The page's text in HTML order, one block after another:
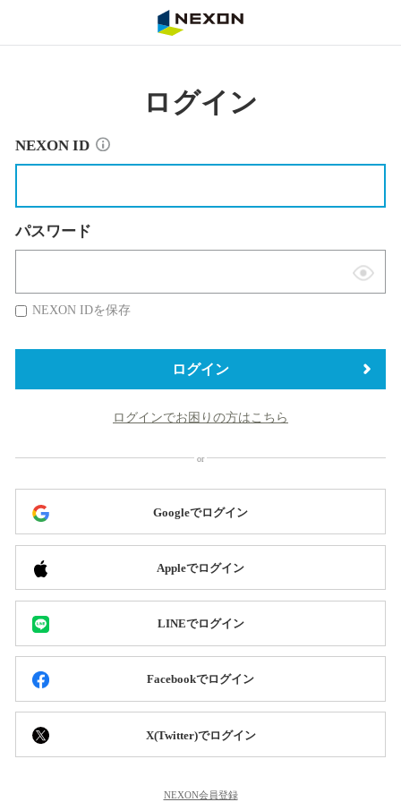
ログイン
NEXON ID
パスワード
表
替
NEXON IDを保存
ログイン
ログインでお困りの方はこちら
Googleでログイン
Appleでログイン
LINEでログイン
Facebookでログイン
X(Twitter)でログイン
NEXON会員登録